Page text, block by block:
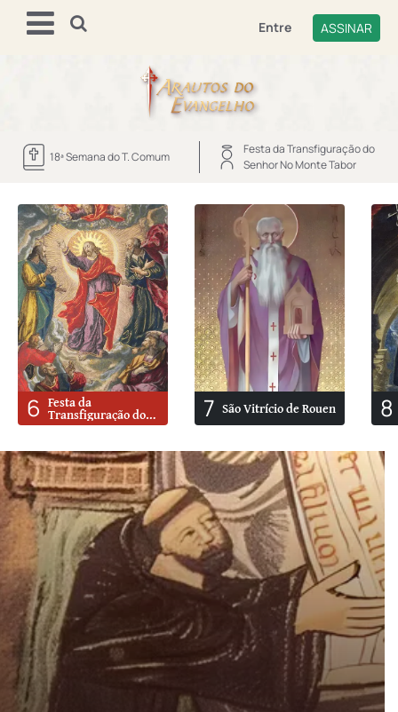
Entre ASSINAR
18ª Semana do T. Comum
Festa da Transfiguração do
Senhor No Monte Tabor
6 Festa da
Transfiguração do
Senhor No Monte
7 São Vitrício de Rouen 8